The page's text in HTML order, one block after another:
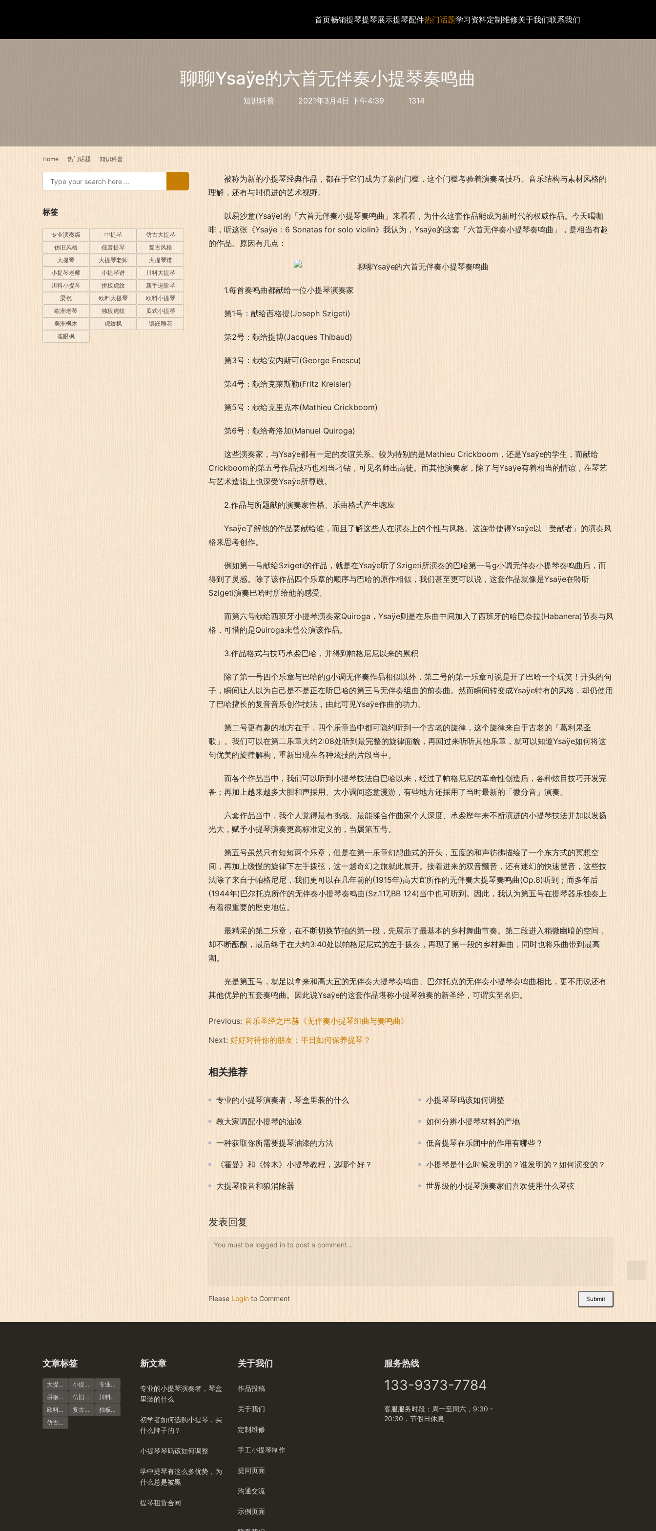
首页畅销提琴提琴展示提琴配件热门话题学习资料定制维修关于我们联系我们
聊聊Ysaÿe的六首无伴奏小提琴奏鸣曲
知识科普 2021年3月4日 下午4:39 1314
Home 热门话题 知识科普
被称为新的小提琴经典作品，都在于它们成为了新的门槛，这个门槛考验着演奏者技巧、音乐结构与素材风格的
理解，还有与时俱进的艺术视野。
以易沙意(Ysaÿe)的「六首无伴奏小提琴奏鸣曲」来看看，为什么这套作品能成为新时代的权威作品。今天喝咖
啡，听这张《Ysaÿe：6 Sonatas for solo violin》我认为，Ysaÿe的这套「六首无伴奏小提琴奏鸣曲」，是相当有趣
的作品。原因有几点：
1.每首奏鸣曲都献给一位小提琴演奏家
第1号：献给西格提(Joseph Szigeti)
第2号：献给提博(Jacques Thibaud)
第3号：献给安内斯可(George Enescu)
第4号：献给克莱斯勒(Fritz Kreisler)
第5号：献给克里克本(Mathieu Crickboom)
第6号：献给奇洛加(Manuel Quiroga)
这些演奏家，与Ysaÿe都有一定的友谊关系。较为特别的是Mathieu Crickboom，还是Ysaÿe的学生，而献给
Crickboom的第五号作品技巧也相当刁钻，可见名师出高徒。而其他演奏家，除了与Ysaÿe有着相当的情谊，在琴艺
与艺术造诣上也深受Ysaÿe所尊敬。
2.作品与所题献的演奏家性格、乐曲格式产生唿应
Ysaÿe了解他的作品要献给谁，而且了解这些人在演奏上的个性与风格。这连带使得Ysaÿe以「受献者」的演奏风
格来思考创作。
例如第一号献给Szigeti的作品，就是在Ysaÿe听了Szigeti所演奏的巴哈第一号g小调无伴奏小提琴奏鸣曲后，而
得到了灵感。除了该作品四个乐章的顺序与巴哈的原作相似，我们甚至更可以说，这套作品就像是Ysaÿe在聆听
Szigeti演奏巴哈时所给他的感受。
而第六号献给西班牙小提琴演奏家Quiroga，Ysaÿe则是在乐曲中间加入了西班牙的哈巴奈拉(Habanera)节奏与风
格，可惜的是Quiroga未曾公演该作品。
3.作品格式与技巧承袭巴哈，并得到帕格尼尼以来的累积
除了第一号四个乐章与巴哈的g小调无伴奏作品相似以外，第二号的第一乐章可说是开了巴哈一个玩笑！开头的句
子，瞬间让人以为自己是不是正在听巴哈的第三号无伴奏组曲的前奏曲。然而瞬间转变成Ysaÿe特有的风格，却仍使用
了巴哈擅长的复音音乐创作技法，由此可见Ysaÿe作曲的功力。
第二号更有趣的地方在于，四个乐章当中都可隐约听到一个古老的旋律，这个旋律来自于古老的「葛利果圣
歌」。我们可以在第二乐章大约2:08处听到最完整的旋律面貌，再回过来听听其他乐章，就可以知道Ysaÿe如何将这
句优美的旋律解构，重新出现在各种炫技的片段当中。
而各个作品当中，我们可以听到小提琴技法自巴哈以来，经过了帕格尼尼的革命性创造后，各种炫目技巧开发完
备；再加上越来越多大胆和声採用、大小调间恣意漫游，有些地方还採用了当时最新的「微分音」演奏。
六套作品当中，我个人觉得最有挑战、最能揉合作曲家个人深度、承袭歷年来不断演进的小提琴技法并加以发扬
光大，赋予小提琴演奏更高标准定义的，当属第五号。
第五号虽然只有短短两个乐章，但是在第一乐章幻想曲式的开头，五度的和声彷彿描绘了一个东方式的冥想空
间，再加上缓慢的旋律下左手拨弦，这一趟奇幻之旅就此展开。接着进来的双音颤音，还有迷幻的快速琶音，这些技
法除了来自于帕格尼尼，我们更可以在几年前的(1915年)高大宜所作的无伴奏大提琴奏鸣曲(Op.8)听到；而多年后
(1944年)巴尔托克所作的无伴奏小提琴奏鸣曲(Sz.117,BB 124)当中也可听到。因此，我认为第五号在提琴器乐独奏上
有着很重要的歷史地位。
最精采的第二乐章，在不断切换节拍的第一段，先展示了最基本的乡村舞曲节奏。第二段进入稍微幽暗的空间，
却不断酝酿，最后终于在大约3:40处以帕格尼尼式的左手拨奏，再现了第一段的乡村舞曲，同时也将乐曲带到最高
潮。
光是第五号，就足以拿来和高大宜的无伴奏大提琴奏鸣曲、巴尔托克的无伴奏小提琴奏鸣曲相比，更不用说还有
其他优异的五套奏鸣曲。因此说Ysaÿe的这套作品堪称小提琴独奏的新圣经，可谓实至名归。
Previous: 音乐圣经之巴赫《无伴奏小提琴组曲与奏鸣曲》
Next: 好好对待你的朋友：平日如何保养提琴？
相关推荐
专业的小提琴演奏者，琴盒里装的什么 小提琴琴码该如何调整
教大家调配小提琴的油漆 如何分辨小提琴材料的产地
一种获取你所需要提琴油漆的方法 低音提琴在乐团中的作用有哪些？
《霍曼》和《铃木》小提琴教程，选哪个好？ 小提琴是什么时候发明的？谁发明的？如何演变的？
大提琴狼音和狼消除器 世界级的小提琴演奏家们喜欢使用什么琴弦
发表回复
You must be logged in to post a comment...
Please Login to Comment Submit
标签
专业演奏级 中提琴
仿古大提琴
仿旧风格
低音提琴
复古风格
大提琴
大提琴老师
大提琴谱
小提琴老师
小提琴谱
川料大提琴
川料小提琴
拼板虎纹
新手进阶琴
梁祝
欧料大提琴
欧料小提琴
欧洲老琴
独板虎纹
瓜式小提琴
美洲枫木
虎纹枫
镶嵌雕花
雀眼枫
文章标签
大提琴 小提琴谱
专业演奏级
拼板虎纹
仿旧风格
川料小提琴
欧料小提琴
复古风格
独板虎纹
仿古大提琴
新文章
专业的小提琴演奏者，琴盒
里装的什么
初学者如何选购小提琴，买
什么牌子的？
小提琴琴码该如何调整
学中提琴有这么多优势，为
什么总是被黑
提琴租赁合同
关于我们
作品投稿
关于我们
定制维修
手工小提琴制作
提问页面
沟通交流
示例页面
服务热线
133-9373-7784
客服服务时段：周一至周六，9:30 -
20:30，节假日休息